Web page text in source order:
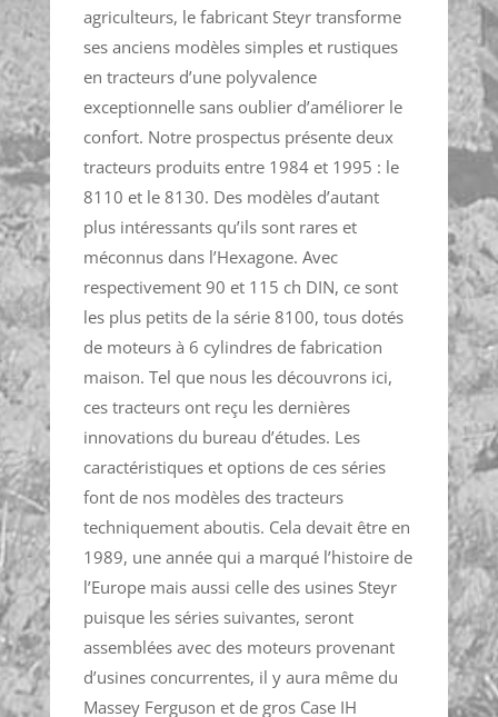
agriculteurs, le fabricant Steyr transforme
ses anciens modèles simples et rustiques
en tracteurs d’une polyvalence
exceptionnelle sans oublier d’améliorer le
confort. Notre prospectus présente deux
tracteurs produits entre 1984 et 1995 : le
8110 et le 8130. Des modèles d’autant
plus intéressants qu’ils sont rares et
méconnus dans l’Hexagone. Avec
respectivement 90 et 115 ch DIN, ce sont
les plus petits de la série 8100, tous dotés
de moteurs à 6 cylindres de fabrication
maison. Tel que nous les découvrons ici,
ces tracteurs ont reçu les dernières
innovations du bureau d’études. Les
caractéristiques et options de ces séries
font de nos modèles des tracteurs
techniquement aboutis. Cela devait être en
1989, une année qui a marqué l’histoire de
l’Europe mais aussi celle des usines Steyr
puisque les séries suivantes, seront
assemblées avec des moteurs provenant
d’usines concurrentes, il y aura même du
Massey Ferguson et de gros Case IH